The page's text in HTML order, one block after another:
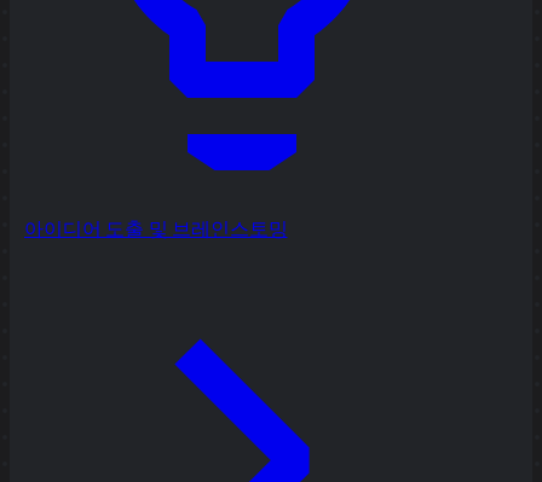
아이디어 도출 및 브레인스토밍